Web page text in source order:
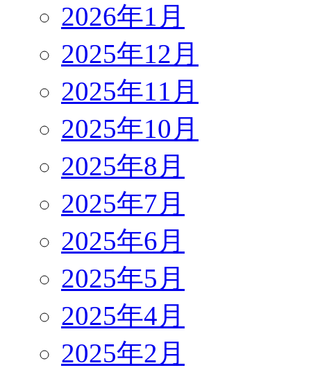
2026年1月
2025年12月
2025年11月
2025年10月
2025年8月
2025年7月
2025年6月
2025年5月
2025年4月
2025年2月